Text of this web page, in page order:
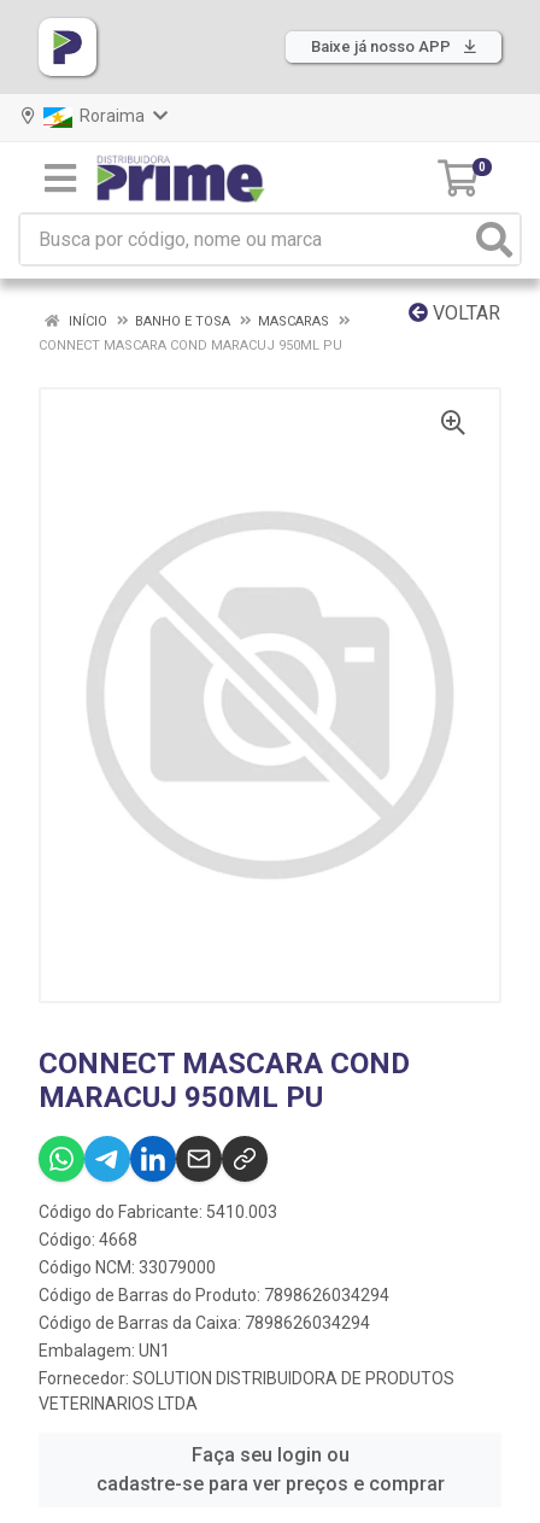
Baixe já nosso APP
Roraima
0
VOLTAR
INÍCIO BANHO E TOSA
MASCARAS
CONNECT MASCARA COND MARACUJ 950ML PU
CONNECT MASCARA COND
MARACUJ 950ML PU
Código do Fabricante: 5410.003
Código: 4668
Código NCM: 33079000
Código de Barras do Produto: 7898626034294
Código de Barras da Caixa: 7898626034294
Embalagem: UN1
Fornecedor: SOLUTION DISTRIBUIDORA DE PRODUTOS
VETERINARIOS LTDA
Faça seu login ou
cadastre-se para ver preços e comprar